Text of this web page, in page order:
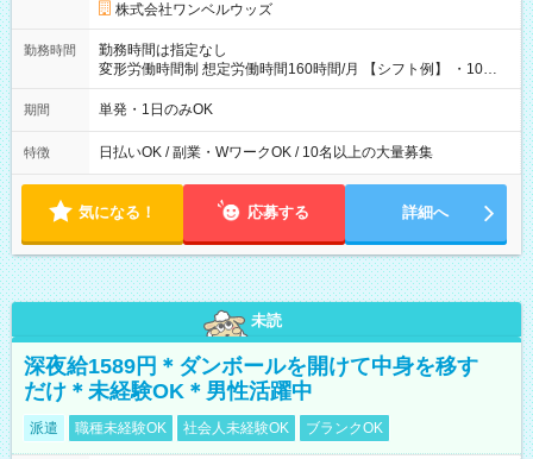
株式会社ワンベルウッズ
勤務時間
勤務時間は指定なし
変形労働時間制 想定労働時間160時間/月 【シフト例】 ・10：
00～20：00
期間 単発・1日のみOK
特徴 日払いOK / 副業・WワークOK / 10名以上の大量募集
気になる！ 応募する 詳細へ
未読
深夜給1589円＊ダンボールを開けて中身を移す
だけ＊未経験OK＊男性活躍中
派遣 職種未経験OK 社会人未経験OK ブランクOK